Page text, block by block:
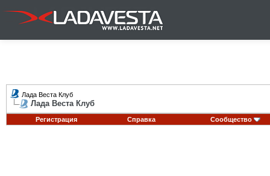
Лада Веста Клуб
Лада Веста Клуб
Регистрация Справка Сообщество